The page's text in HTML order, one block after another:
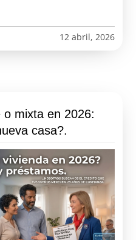
12 abril, 2026
o mixta en 2026:
casa?.